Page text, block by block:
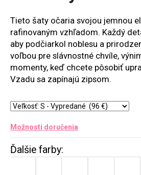
hviezdičiek.
Tieto šaty očaria svojou jemnou
rafinovaným vzhľadom. Každý
aby podčiarkol noblesu a
voľbou pre slávnostné chvíle,
momenty, keď chcete pôsobiť
Vzadu sa zapínajú zipsom.
Možnosti doručenia